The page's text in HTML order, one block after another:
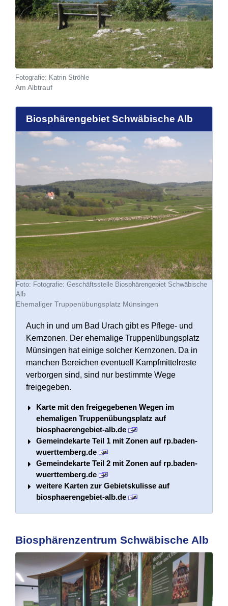
Katrin Ströhle
Am Albtrauf
Biosphärengebiet Schwäbische Alb
Auch in und um Bad Urach gibt es Pflege- und
Kernzonen. Der ehemalige Truppenübungsplatz
Münsingen hat einige solcher Kernzonen. Da in
manchen Bereichen eventuell Kampfmittelreste
verborgen sind, sind nur bestimmte Wege
freigegeben.
Karte mit den freigegebenen Wegen im
ehemaligen Truppenübungsplatz auf
biosphaerengebiet-alb.de
Gemeindekarte Teil 1 mit Zonen auf rp.baden-
wuerttemberg.de
Gemeindekarte Teil 2 mit Zonen auf rp.baden-
wuerttemberg.de
weitere Karten zur Gebietskulisse auf
biosphaerengebiet-alb.de
Fotografie: Geschäftsstelle Biosphärengebiet Schwäbische
Alb
Ehemaliger Truppenübungsplatz Münsingen
Biosphärenzentrum Schwäbische Alb